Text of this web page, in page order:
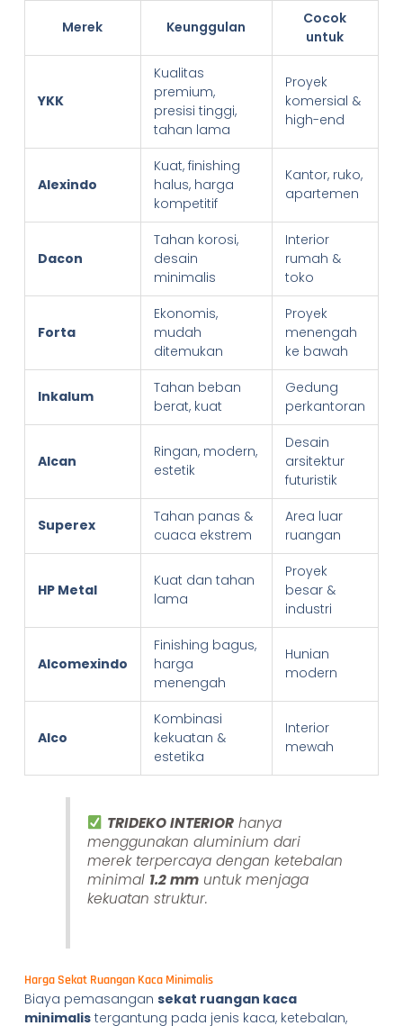
Merek Keunggulan
Cocok
untuk
YKK
Kualitas
premium,
presisi tinggi,
tahan lama
Proyek
komersial &
high-end
Alexindo
Kuat, finishing
halus, harga
kompetitif
Kantor, ruko,
apartemen
Dacon
Tahan korosi,
desain
minimalis
Interior
rumah &
toko
Forta
Ekonomis,
mudah
ditemukan
Proyek
menengah
ke bawah
Inkalum
Tahan beban
berat, kuat
Gedung
perkantoran
Alcan
Ringan, modern,
estetik
Desain
arsitektur
futuristik
Superex
Tahan panas &
cuaca ekstrem
Area luar
ruangan
HP Metal
Kuat dan tahan
lama
Proyek
besar &
industri
Alcomexindo
Finishing bagus,
harga
menengah
Hunian
modern
Alco
Kombinasi
kekuatan &
estetika
Interior
mewah
TRIDEKO INTERIOR hanya
menggunakan aluminium dari
merek terpercaya dengan ketebalan
minimal 1.2 mmuntuk menjaga
kekuatan struktur.
Harga Sekat Ruangan Kaca Minimalis
Biaya pemasangan sekat ruangan kaca
minimalistergantung pada jenis kaca, ketebalan,